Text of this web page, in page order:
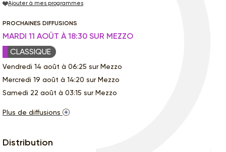
Ajouter à mes programmes
PROCHAINES DIFFUSIONS
MARDI 11 AOÛT À 18:30 SUR MEZZO
CLASSIQUE
Vendredi 14 août à 06:25 sur Mezzo
Mercredi 19 août à 14:20 sur Mezzo
Samedi 22 août à 03:15 sur Mezzo
Plus de diffusions
Distribution